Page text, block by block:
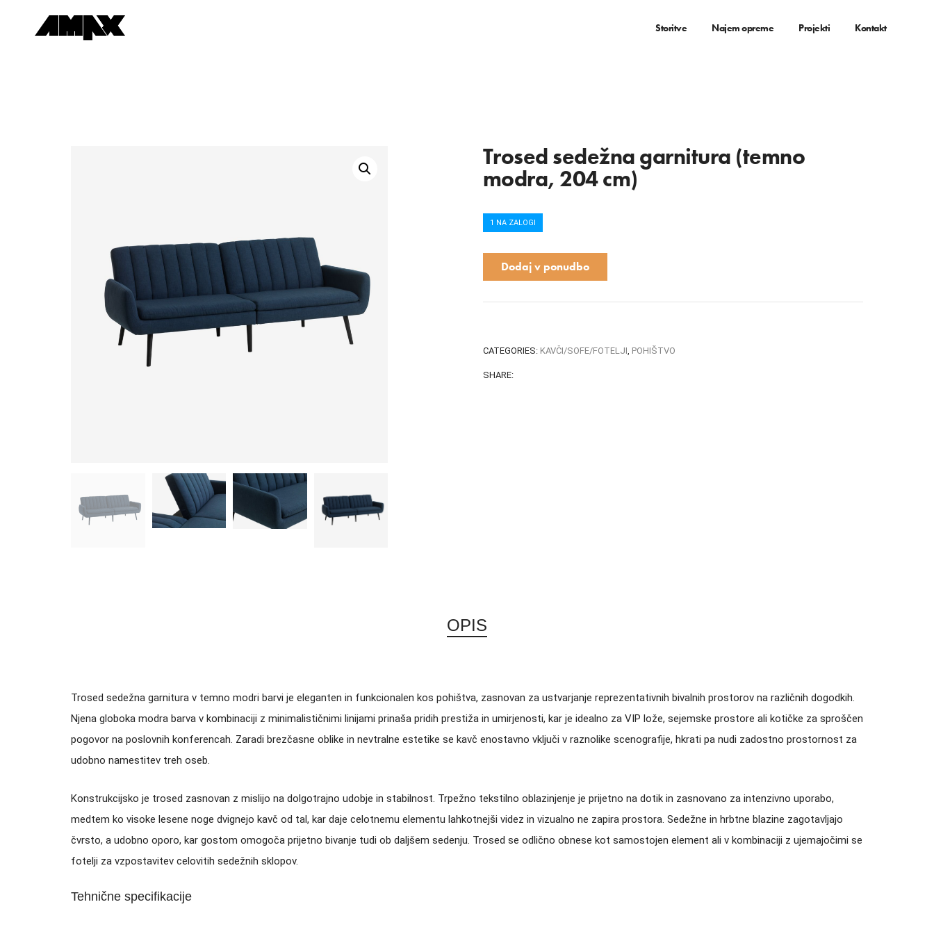
Storitve Najem opreme Projekti Kontakt
Trosed sedežna garnitura (temno
modra, 204 cm)
1 NA ZALOGI
Dodaj v ponudbo
CATEGORIES: KAVČI/SOFE/FOTELJI, POHIŠTVO
SHARE:
OPIS
Trosed sedežna garnitura v temno modri barvi je eleganten in funkcionalen kos pohištva, zasnovan za ustvarjanje reprezentativnih bivalnih prostorov na različnih dogodkih.
Njena globoka modra barva v kombinaciji z minimalističnimi linijami prinaša pridih prestiža in umirjenosti, kar je idealno za VIP lože, sejemske prostore ali kotičke za sproščen
pogovor na poslovnih konferencah. Zaradi brezčasne oblike in nevtralne estetike se kavč enostavno vključi v raznolike scenografije, hkrati pa nudi zadostno prostornost za
udobno namestitev treh oseb.
Konstrukcijsko je trosed zasnovan z mislijo na dolgotrajno udobje in stabilnost. Trpežno tekstilno oblazinjenje je prijetno na dotik in zasnovano za intenzivno uporabo,
medtem ko visoke lesene noge dvignejo kavč od tal, kar daje celotnemu elementu lahkotnejši videz in vizualno ne zapira prostora. Sedežne in hrbtne blazine zagotavljajo
čvrsto, a udobno oporo, kar gostom omogoča prijetno bivanje tudi ob daljšem sedenju. Trosed se odlično obnese kot samostojen element ali v kombinaciji z ujemajočimi se
fotelji za vzpostavitev celovitih sedežnih sklopov.
Tehnične specifikacije